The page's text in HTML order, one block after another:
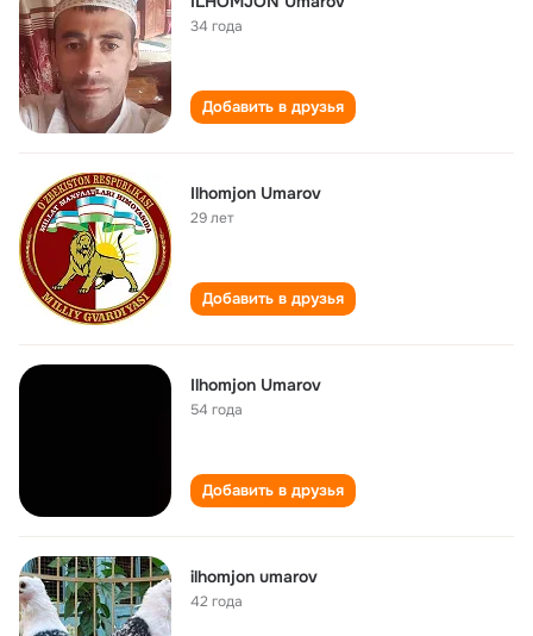
34 года
Добавить в друзья
Ilhomjon Umarov
29 лет
Добавить в друзья
Ilhomjon Umarov
54 года
Добавить в друзья
ilhomjon umarov
42 года